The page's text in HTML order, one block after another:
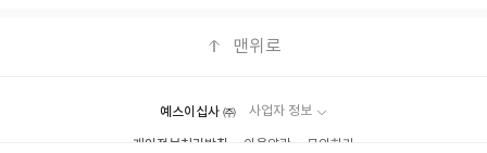
그는 '사락'으로 개편되어 별도로 개설하지 않으셔도
능)로 발송됩니다.- 주소/연락처에 문제가 있을 시 선
정에서 제외되거나 배송에서 누락될 수 있습니다(재
데이트 해주세요! (선정 후 수정 불가)▶ 서평단 신청
방법 : 기대평 댓글을 작성해주세요! 먼저 작성한 리
전, 꼭 확인해주세요!- '사락' 개설 후, 이 글의 댓글로
되어 별도로 개설하지 않으셔도 됩니다. ▶ 도서/상
맨위로
예스이십사 ㈜ 사업자 정보
개인정보처리방침 이용약관 문의하기